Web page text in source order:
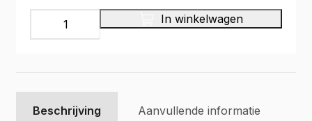
INFINITY
Bedrijfswageninrichting,
aantal
In winkelwagen
Beschrijving Aanvullende informatie